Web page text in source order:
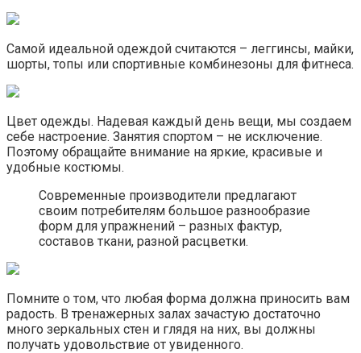
Самой идеальной одеждой считаются – леггинсы, майки,
шорты, топы или спортивные комбинезоны для фитнеса.
Цвет одежды. Надевая каждый день вещи, мы создаем
себе настроение. Занятия спортом – не исключение.
Поэтому обращайте внимание на яркие, красивые и
удобные костюмы.
Современные производители предлагают
своим потребителям большое разнообразие
форм для упражнений – разных фактур,
составов ткани, разной расцветки.
Помните о том, что любая форма должна приносить вам
радость. В тренажерных залах зачастую достаточно
много зеркальных стен и глядя на них, вы должны
получать удовольствие от увиденного.